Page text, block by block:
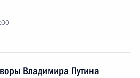
Владимира Путина